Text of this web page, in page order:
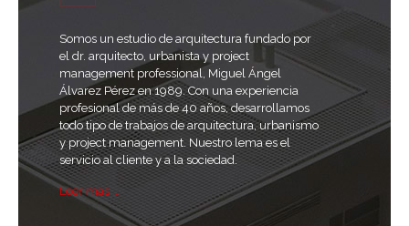
Somos un estudio de arquitectura fundado por
el dr. arquitecto, urbanista y project
management professional, Miguel Ángel
Álvarez Pérez en 1989. Con una experiencia
profesional de más de 40 años, desarrollamos
todo tipo de trabajos de arquitectura, urbanismo
y project management. Nuestro lema es el
servicio al cliente y a la sociedad.
Leer mas ...